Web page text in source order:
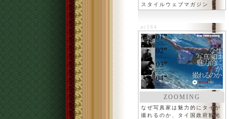
スタイルウェブマガジン
ac164
ZOOMING
なぜ写真家は魅力的にタイが
撮れるのか、タイ国政府観光